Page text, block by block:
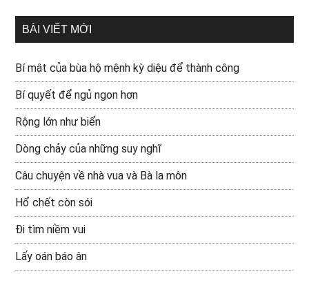
BÀI VIẾT MỚI
Bí mật của bùa hộ mệnh kỳ diệu để thành công
Bí quyết để ngủ ngon hơn
Rộng lớn như biển
Dòng chảy của những suy nghĩ
Câu chuyện về nhà vua và Bà la môn
Hổ chết còn sói
Đi tìm niềm vui
Lấy oán báo ân